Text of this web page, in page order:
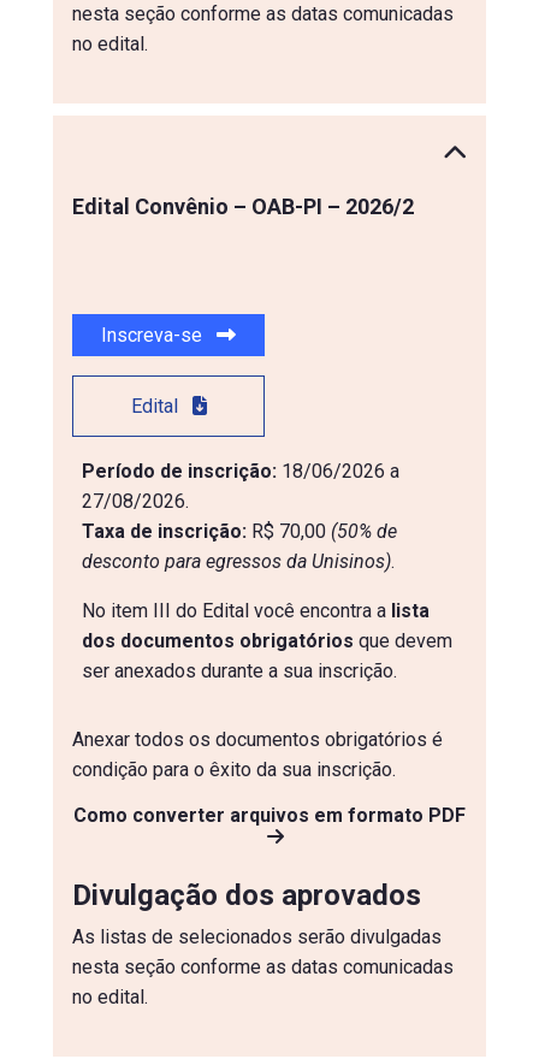
nesta seção conforme as datas comunicadas
no edital.
Edital Convênio – OAB-PI – 2026/2
Inscreva-se
Edital
Período de inscrição: 18/06/2026 a
27/08/2026.
Taxa de inscrição: R$ 70,00 (50% de
desconto para egressos da Unisinos).
No item III do Edital você encontra a lista
dos documentos obrigatórios que devem
ser anexados durante a sua inscrição.
Anexar todos os documentos obrigatórios é
condição para o êxito da sua inscrição.
Como converter arquivos em formato PDF
Divulgação dos aprovados
As listas de selecionados serão divulgadas
nesta seção conforme as datas comunicadas
no edital.